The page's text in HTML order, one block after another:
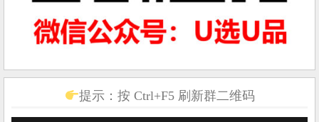
提示：按 Ctrl+F5 刷新群二维码